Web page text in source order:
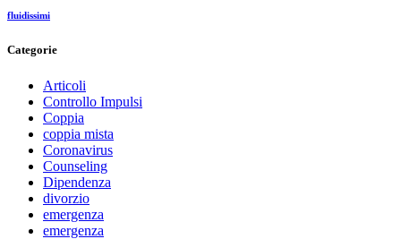
fluidissimi
Categorie
Articoli
Controllo Impulsi
Coppia
coppia mista
Coronavirus
Counseling
Dipendenza
divorzio
emergenza
emergenza